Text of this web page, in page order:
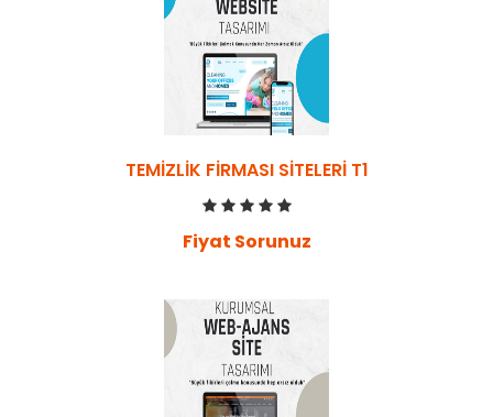
TEMIZLIK FIRMASI SITELERI T1
Fiyat Sorunuz